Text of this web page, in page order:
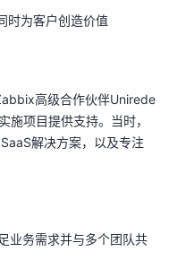
时为客户创造价值
高级合作伙伴Unirede
项目提供支持。当时，
解决方案，以及专注
业务需求并与多个团队共